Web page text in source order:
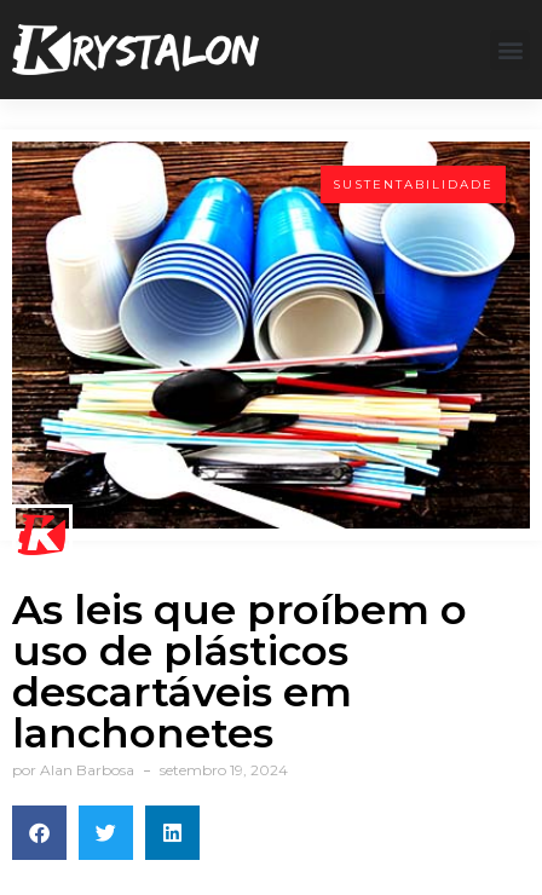
SUSTENTABILIDADE
As leis que proíbem o
uso de plásticos
descartáveis em
lanchonetes
por Alan Barbosa setembro 19, 2024